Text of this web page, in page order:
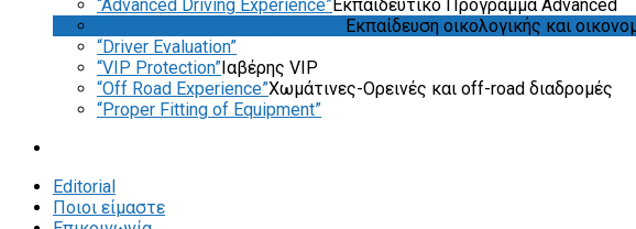
“Advanced Driving Experience”Εκπαιδευτικό Πρόγραμμα Advanced
Εκπαίδευση οικολογικής και
“Driver Evaluation”
“VIP Protection”Ιαβέρης VIP
“Off Road Experience”Χωμάτινες-Ορεινές και off-road διαδρομές
“Proper Fitting of Equipment”
Editorial
Ποιοι είμαστε